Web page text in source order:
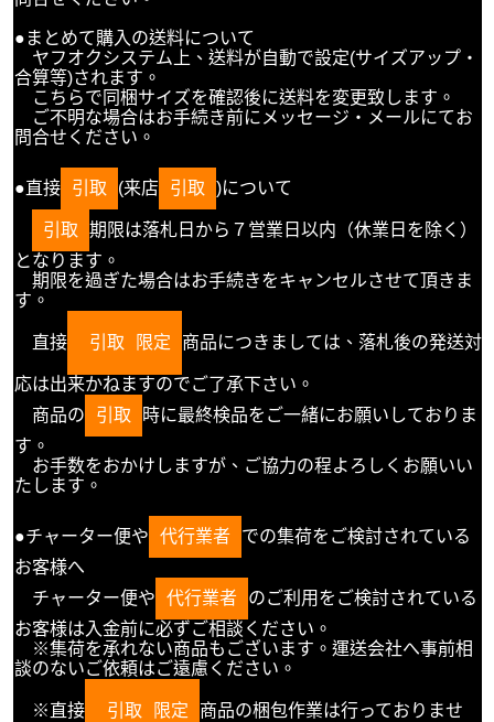
●まとめて購入の送料について
ヤフオクシステム上、送料が自動で設定(サイズアップ・
合算等)されます。
こちらで同梱サイズを確認後に送料を変更致します。
ご不明な場合はお手続き前にメッセージ・メールにてお
問合せください。
●直接 引取 (来店 引取 )について
引取
期限は落札日から７営業日以内（休業日を除く）
となります。
期限を過ぎた場合はお手続きをキャンセルさせて頂きま
す。
直接 引取 限定 商品につきましては、落札後の発送対
応は出来かねますのでご了承下さい。
商品の
引取
時に最終検品をご一緒にお願いしておりま
す。
お手数をおかけしますが、ご協力の程よろしくお願いい
たします。
●チャーター便や 代行業者
での集荷をご検討されている
お客様へ
チャーター便や
代行業者
のご利用をご検討されている
お客様は入金前に必ずご相談ください。
※集荷を承れない商品もございます。運送会社へ事前相
談のないご依頼はご遠慮ください。
※直接 引取 限定 商品の梱包作業は行っておりませ